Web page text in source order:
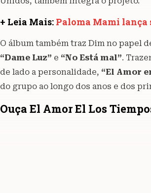
+ Leia Mais: Paloma Mami lança
O álbum também traz Dim no papel
“Dame Luz” e “No Está mal”.
de lado a personalidade, “El Amor
do grupo ao longo dos anos e dos
Ouça El Amor El Los